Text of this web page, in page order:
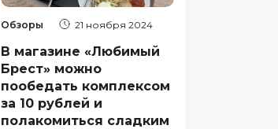
Обзоры 21 ноября 2024
В магазине «Любимый
Брест» можно
пообедать комплексом
за 10 рублей и
полакомиться сладким